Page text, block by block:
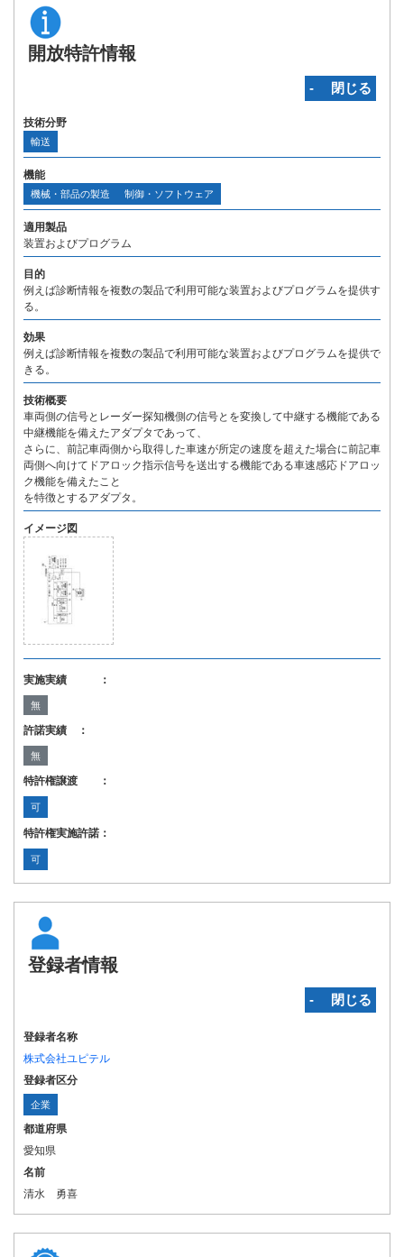
開放特許情報
‐ 閉じる
技術分野
輸送
機能
機械・部品の製造 制御・ソフトウェア
適用製品
装置およびプログラム
目的
例えば診断情報を複数の製品で利用可能な装置およびプログラムを提供す
る。
効果
例えば診断情報を複数の製品で利用可能な装置およびプログラムを提供で
きる。
技術概要
車両側の信号とレーダー探知機側の信号とを変換して中継する機能である
中継機能を備えたアダプタであって、
さらに、前記車両側から取得した車速が所定の速度を超えた場合に前記車
両側へ向けてドアロック指示信号を送出する機能である車速感応ドアロッ
ク機能を備えたこと
を特徴とするアダプタ。
イメージ図
実施実績 ：
無
許諾実績 ：
無
特許権譲渡 ：
可
特許権実施許諾：
可
登録者情報
‐ 閉じる
登録者名称
株式会社ユピテル
登録者区分
企業
都道府県
愛知県
名前
清水 勇喜